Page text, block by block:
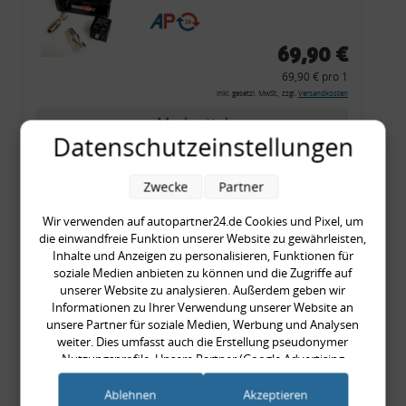
CF 14
69,90 €
69,90 € pro 1
inkl. gesetzl. MwSt., zzgl. Versandkosten
Merkzettel
Zum Artikel
Rückleuchtenband mit
Blinker, rot, US-Ecken,
Audi 80 Cabrio, Typ 89,
OE-Nr.: 8G0945225 +
8G0945225C
999,99 €
999,99 € pro 1
Datenschutzeinstellungen
Wir verwenden auf autopartner24.de Cookies und Pixel, um
die einwandfreie Funktion unserer Website zu gewährleisten,
Inhalte und Anzeigen zu personalisieren, Funktionen für
soziale Medien anbieten zu können und die Zugriffe auf
unserer Website zu analysieren. Außerdem geben wir
Informationen zu Ihrer Verwendung unserer Website an
unsere Partner für soziale Medien, Werbung und Analysen
weiter. Dies umfasst auch die Erstellung pseudonymer
Nutzungsprofile. Unsere Partner (Google Advertising
Products) führen diese Informationen möglicherweise mit
weiteren Daten zusammen, die Sie ihnen bereitgestellt haben
Zwecke Partner
Ablehnen Akzeptieren